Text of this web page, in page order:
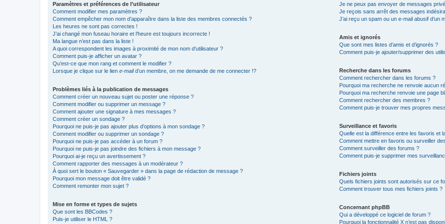
Paramètres et préférences de l’utilisateur
Comment modifier mes paramètres ?
Comment empêcher mon nom d’apparaître dans la liste des membres connectés ?
Les heures ne sont pas correctes !
J’ai changé mon fuseau horaire et l’heure est toujours incorrecte !
Ma langue n’est pas dans la liste !
A quoi correspondent les images à proximité de mon nom d’utilisateur ?
Comment puis-je afficher un avatar ?
Qu’est-ce que mon rang et comment le modifier ?
Lorsque je clique sur le lien e-maild’un membre, on me demande de me connecter !?
Problèmes liés à la publication de messages
Comment créer un nouveau sujet ou poster une réponse ?
Comment modifier ou supprimer un message ?
Comment ajouter une signature à mes messages ?
Comment créer un sondage ?
Pourquoi ne puis-je pas ajouter plus d’options à mon sondage ?
Comment modifier ou supprimer un sondage ?
Pourquoi ne puis-je pas accéder à un forum ?
Pourquoi ne puis-je pas joindre des fichiers à mon message ?
Pourquoi ai-je reçu un avertissement ?
Comment rapporter des messages à un modérateur ?
À quoi sert le bouton « Sauvegarder » dans la page de rédaction de message ?
Pourquoi mon message doit être validé ?
Comment remonter mon sujet ?
Mise en forme et types de sujets
Que sont les BBCodes ?
Puis-je utiliser le HTML ?
Je ne peux pas envoyer de messages
Je reçois sans arrêt des messages
J’ai reçu un spam ou un e-mail abusif d’un
Amis et ignorés
Que sont mes listes d’amis et d’ignorés ?
Comment puis-je ajouter/supprimer des
Recherche dans les forums
Comment rechercher dans les forums ?
Pourquoi ma recherche ne renvoie aucun
Pourquoi ma recherche renvoie une page
Comment rechercher des membres ?
Comment puis-je trouver mes propres
Surveillance et favoris
Quelle est la différence entre les favoris et
Comment mettre en favoris ou surveiller
Comment surveiller des forums ?
Comment puis-je supprimer mes
Fichiers joints
Quels fichiers joints sont autorisés sur ce
Comment trouver tous mes fichiers joints ?
Concernant phpBB
Qui a développé ce logiciel de forum ?
Pourquoi la fonctionnalité X n’est pas